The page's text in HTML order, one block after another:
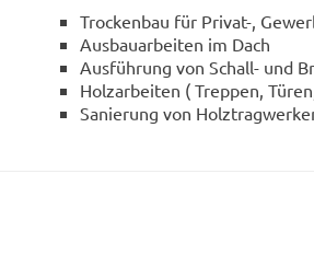
Trockenbau für Privat-,
Ausbauarbeiten im Dach
Ausführung von Schall- und
Holzarbeiten ( Treppen,
Sanierung von